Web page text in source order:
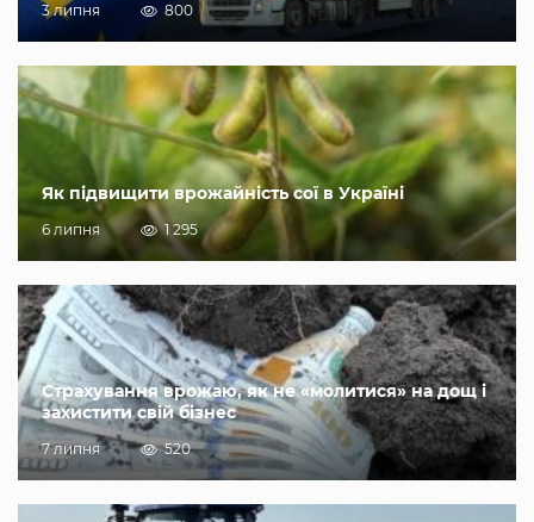
3 липня 800
Як підвищити врожайність сої в Україні
6 липня 1 295
Страхування врожаю, як не «молитися» на дощ і
захистити свій бізнес
7 липня 520